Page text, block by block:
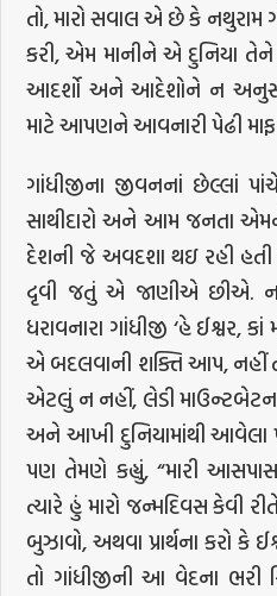
તો, મારો સવાલ એ છે કે નથુરામ
કરી, એમ માનીને એ દુનિયા
આદર્શો અને આદેશોને ન
માટે આપણને આવનારી પેઢી
ગાંધીજીના જીવનનાં છેલ્લાં
સાથીદારો અને આમ જનતા
દેશની જે અવદશા થઇ રહી
દૃવી જતું એ જાણીએ છીએ.
ધરાવનારા ગાંધીજી ‘હે ઈશ્વર,
એ બદલવાની શક્તિ આપ, નહીં
એટલું ન નહીં, લેડી માઉન્ટબેટન
અને આખી દુનિયામાંથી આવેલા
પણ તેમણે કહ્યું, “મારી
ત્યારે હું મારો જન્મદિવસ
બુઝાવો, અથવા પ્રાર્થના કરો કે
તો ગાંધીજીની આ વેદના ભરી